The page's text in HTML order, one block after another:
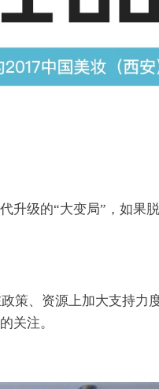
升级的“大变局”，如果
策、资源上加大支持力
关注。